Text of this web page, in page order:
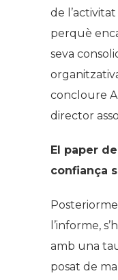
de
perquè
seva
concloure
director
El paper
confiança
l’informe,
amb una
posat de